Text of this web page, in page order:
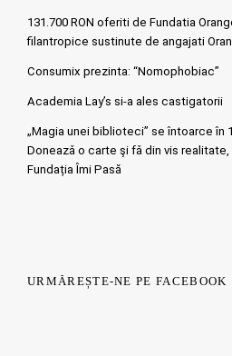
131.700 RON oferiti de Fundatia
filantropice sustinute de angajati
Consumix prezinta: “Nomophobiac”
Academia Lay’s si-a ales castigatorii
„Magia unei biblioteci” se întoarce în
Doneazǎ o carte şi fǎ din vis
Fundația Îmi Pasă
URMĂREȘTE-NE PE FACEBOOK